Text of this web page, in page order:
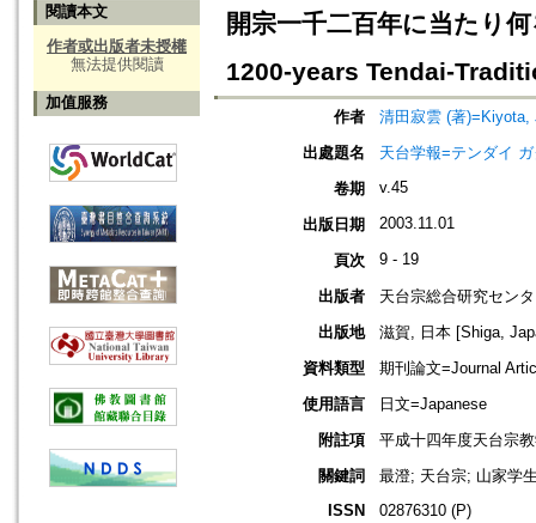
閱讀本文
作者或出版者未授權
無法提供閱讀
加值服務
開宗一千二百年に当たり
1200-years Tendai-
作者
清田寂雲 (著)=Kiyota,
出處題名
天台学報=テンダイ
卷期
v.45
出版日期 2003.11.01
頁次 9 - 19
出版者
天台宗総合研究セン
出版地
滋賀, 日本 [Shiga,
資料類型
期刊論文=Journal
使用語言
日文=Japanese
附註項
平成十四年度天台宗
關鍵詞
最澄; 天台宗; 山家学
ISSN
02876310 (P)